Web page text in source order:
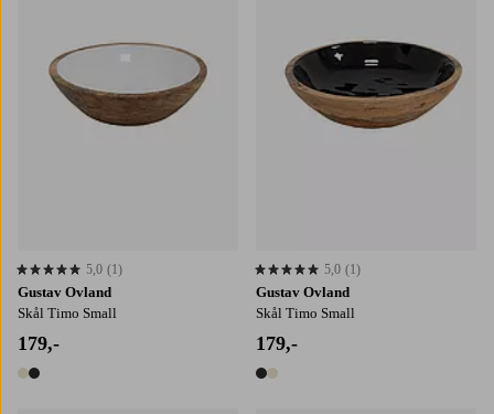
Gustav Ovland
Skål Timo Small
179,-
2 farver
5,0 baseret på 1 bedømmelser
5,0 (1)
Gustav Ovland
Skål Timo Small
179,-
2 farver
5,0 baseret på 1 bedømmelser
5,0 (1)